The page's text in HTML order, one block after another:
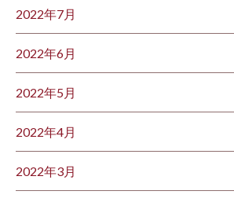
2022年7月
2022年6月
2022年5月
2022年4月
2022年3月